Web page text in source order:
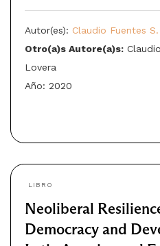
Autor(es): Claudio Fuentes S.
Otro(a)s Autore(a)s:
Lovera
Año: 2020
LIBRO
Neoliberal
Democracy and